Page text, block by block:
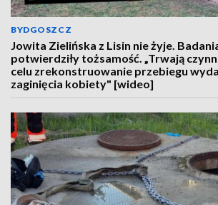
BYDGOSZCZ
Jowita Zielińska z Lisin nie żyje.
potwierdziły tożsamość. „Trwają
celu zrekonstruowanie przebiegu
zaginięcia kobiety" [wideo]